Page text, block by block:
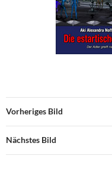
Vorheriges Bild
Nächstes Bild